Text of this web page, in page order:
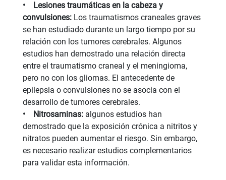
• Lesiones traumáticas en la cabeza y
convulsiones: Los traumatismos craneales graves
se han estudiado durante un largo tiempo por su
relación con los tumores cerebrales. Algunos
estudios han demostrado una relación directa
entre el traumatismo craneal y el meningioma,
pero no con los gliomas. El antecedente de
epilepsia o convulsiones no se asocia con el
desarrollo de tumores cerebrales.
• Nitrosaminas: algunos estudios han
demostrado que la exposición crónica a nitritos y
nitratos pueden aumentar el riesgo. Sin embargo,
es necesario realizar estudios complementarios
para validar esta información.